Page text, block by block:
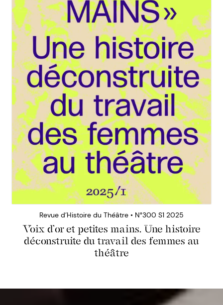
Revue d’Histoire du Théâtre • N°300 S1 2025
Voix d’or et petites mains. Une histoire
déconstruite du travail des femmes au
théâtre